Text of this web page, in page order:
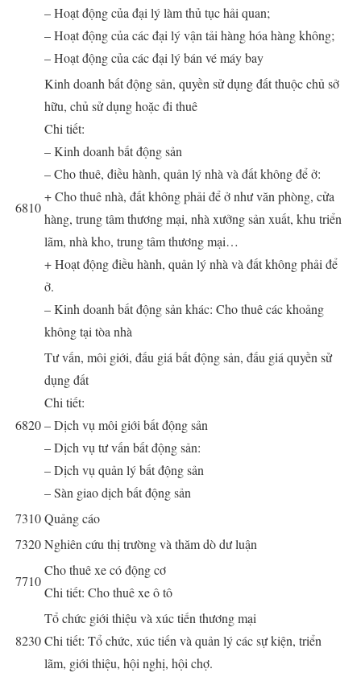
– Hoạt động của đại lý làm thủ tục hải quan;
– Hoạt động của các đại lý vận tải hàng hóa hàng không;
– Hoạt động của các đại lý bán vé máy bay
6810
Kinh doanh bất động sản, quyền sử dụng đất thuộc chủ sở
hữu, chủ sử dụng hoặc đi thuê
Chi tiết:
– Kinh doanh bất động sản
– Cho thuê, điều hành, quản lý nhà và đất không để ở:
+ Cho thuê nhà, đất không phải để ở như văn phòng, cửa
hàng, trung tâm thương mại, nhà xưởng sản xuất, khu triển
lãm, nhà kho, trung tâm thương mại…
+ Hoạt động điều hành, quản lý nhà và đất không phải để
ở.
– Kinh doanh bất động sản khác: Cho thuê các khoảng
không tại tòa nhà
6820
Tư vấn, môi giới, đấu giá bất động sản, đấu giá quyền sử
dụng đất
Chi tiết:
– Dịch vụ môi giới bất động sản
– Dịch vụ tư vấn bất động sản:
– Dịch vụ quản lý bất động sản
– Sàn giao dịch bất động sản
7310Quảng cáo
7320Nghiên cứu thị trường và thăm dò dư luận
7710
Cho thuê xe có động cơ
Chi tiết: Cho thuê xe ô tô
8230
Tổ chức giới thiệu và xúc tiến thương mại
Chi tiết: Tổ chức, xúc tiến và quản lý các sự kiện, triển
lãm, giới thiệu, hội nghị, hội chợ.